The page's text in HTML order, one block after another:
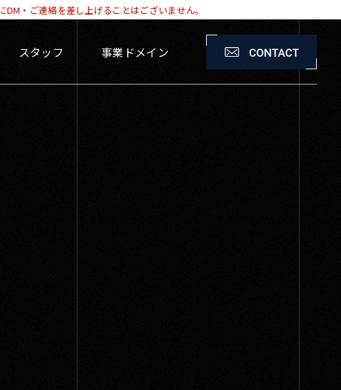
・ご連絡を差し上げることはございません。
スタッフ 事業ドメイン